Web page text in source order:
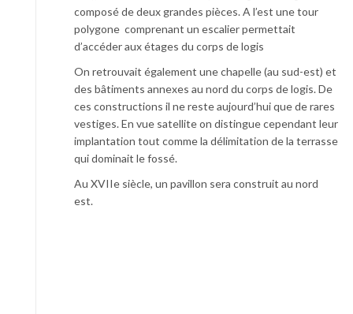
composé de deux grandes pièces. A l’est une tour
polygone comprenant un escalier permettait
d’accéder aux étages du corps de logis
On retrouvait également une chapelle (au sud-est) et
des bâtiments annexes au nord du corps de logis. De
ces constructions il ne reste aujourd’hui que de rares
vestiges. En vue satellite on distingue cependant leur
implantation tout comme la délimitation de la terrasse
qui dominait le fossé.
Au XVIIe siècle, un pavillon sera construit au nord
est.